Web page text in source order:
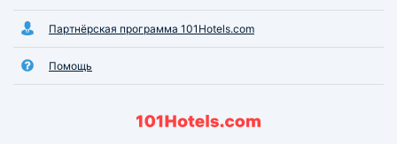
Партнёрская программа 101Hotels.com
Помощь